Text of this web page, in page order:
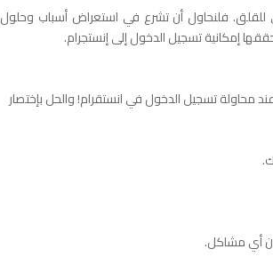
للقلق. فلنحاول أن تشرع في استعراض أسباب وحلول
إمكانية تسجيل الدخول إلى إنستجرام.
محاولة تسجيل الدخول في انستقرام! والحل بإختصار